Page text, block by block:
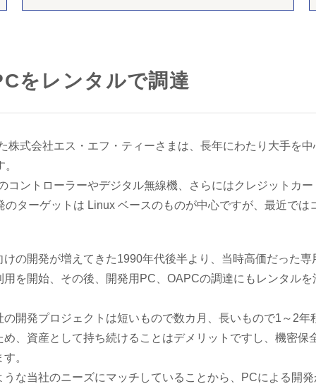
をレンタルで調達
式会社エス・エフ・ティーさまは、長年にわたり大手を
コントローラーやデジタル無線機、さらにはクレジットカ
ターゲットは Linux ベースのものが中心ですが、最近で
けの開発が増えてきた1990年代後半より、当時高価だった
用を開始、その後、開発用PC、OAPCの調達にもレンタル
の開発プロジェクトは短いもので数カ月、長いもので1～2
め、資産として持ち続けることはデメリットですし、機密
。
うな当社のニーズにマッチしていることから、PCによる開